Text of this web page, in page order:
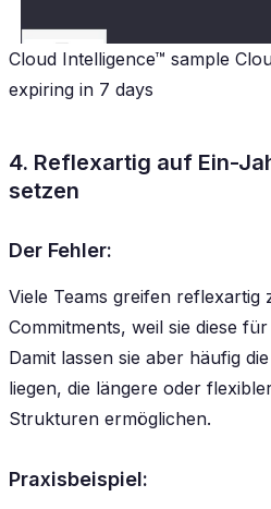
Cloud Intelligence™ sample
expiring in 7 days
4. Reflexartig auf Ein-
setzen
Der Fehler:
Viele Teams greifen reflexartig
Commitments, weil sie diese
Damit lassen sie aber häufig
liegen, die längere oder
Strukturen ermöglichen.
Praxisbeispiel: